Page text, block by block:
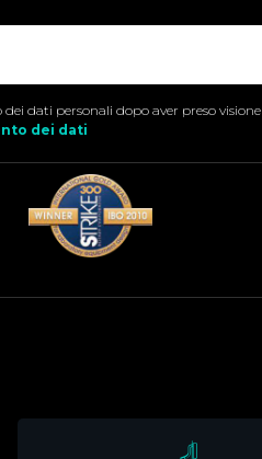
dati personali dopo aver preso visione
dei dati